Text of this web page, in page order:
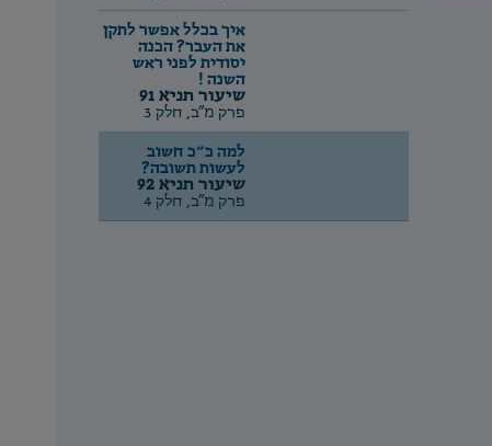
איך בכלל אפשר לתקן
את העבר? הכנה
יסודית לפני ראש
השנה !
שיעור תניא 91
פרק מ"ב, חלק 3
למה כ״כ חשוב
לעשות תשובה?
שיעור תניא 92
פרק מ"ב, חלק 4